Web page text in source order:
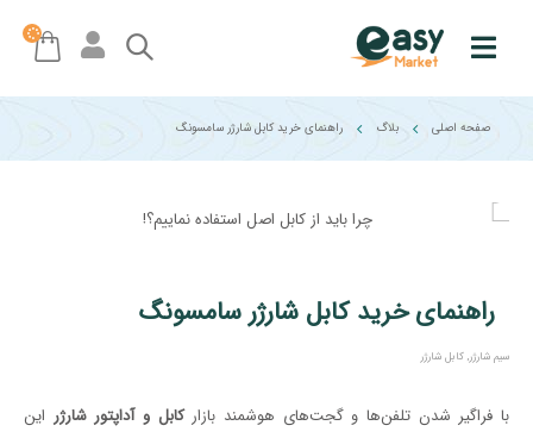
صفحه اصلی بلاگ راهنمای خرید کابل شارژر سامسونگ
راهنمای خرید کابل شارژر سامسونگ
سیم شارژر, کابل شارژر
با فراگیر شدن تلفن‌ها و گجت‌های هوشمند بازارکابل‌ و آداپتور شارژر این